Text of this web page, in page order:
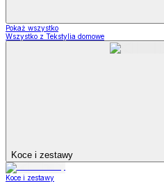
Pokaż wszystko
Wszystko z Tekstylia domowe
Koce i zestawy
Koce i zestawy